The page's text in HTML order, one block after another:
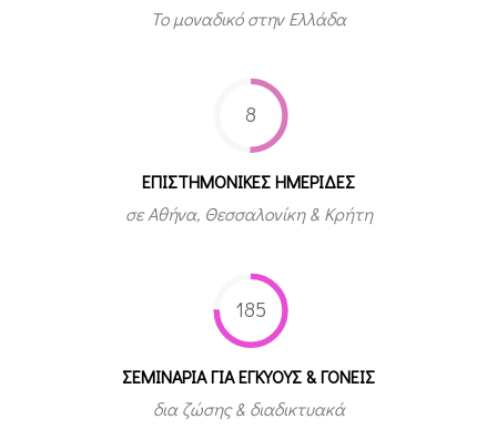
Το μοναδικό στην Ελλάδα
8
ΕΠΙΣΤΗΜΟΝΙΚΕΣ ΗΜΕΡΙΔΕΣ
σε Αθήνα, Θεσσαλονίκη & Κρήτη
185
ΣΕΜΙΝΑΡΙΑ ΓΙΑ ΕΓΚΥΟΥΣ & ΓΟΝΕΙΣ
δια ζώσης & διαδικτυακά